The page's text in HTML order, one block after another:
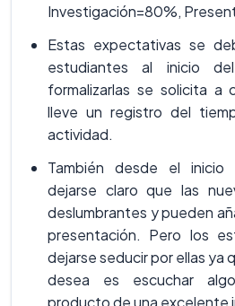
Investigación=80%,
Estas expectativas se
estudiantes al inicio
formalizarlas se solicita a
lleve un registro del
actividad.
También desde el
dejarse claro que las
deslumbrantes y pueden
presentación. Pero los
dejarse seducir por ellas ya
desea es escuchar